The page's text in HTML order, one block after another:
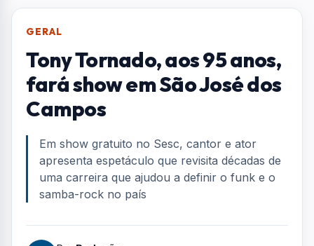
GERAL
Tony Tornado, aos 95 anos,
fará show em São José dos
Campos
Em show gratuito no Sesc, cantor e ator
apresenta espetáculo que revisita décadas de
uma carreira que ajudou a definir o funk e o
samba-rock no país